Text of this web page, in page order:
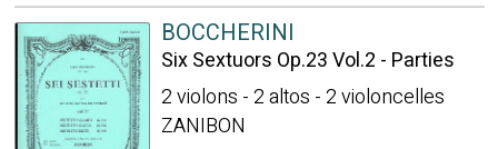
BOCCHERINI
Six Sextuors Op.23 Vol.2 - Parties
2 violons - 2 altos - 2 violoncelles
ZANIBON